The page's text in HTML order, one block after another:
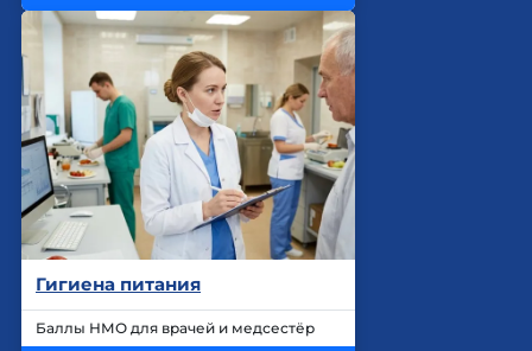
Гигиена питания
Баллы НМО для врачей и медсестёр